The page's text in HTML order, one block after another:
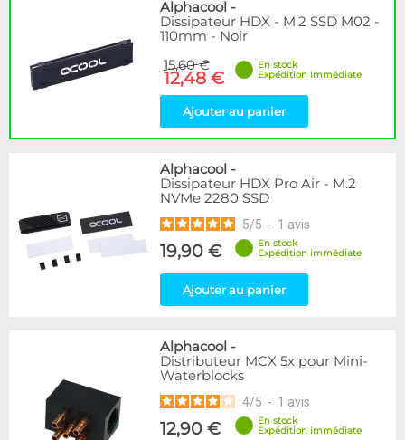
Disponibilité / Promotions
Articles en promotions
Appliquer
Alphacool -
Dissipateur HDX - M.2 SSD M02 -
110mm - Noir
15,60 €
12,48 €
En stock
Expédition immédiate
Ajouter au panier
Alphacool -
Dissipateur HDX Pro Air - M.2
NVMe 2280 SSD
5/5 - 1 avis
19,90 €
En stock
Expédition immédiate
Ajouter au panier
Alphacool -
Distributeur MCX 5x pour Mini-
Waterblocks
4/5 - 1 avis
12,90 €
En stock
Expédition immédiate